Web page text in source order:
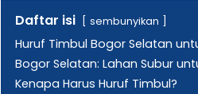
Daftar isi sembunyikan
Huruf Timbul Bogor Selatan
Bogor Selatan: Lahan Subur
Kenapa Harus Huruf Timbul?